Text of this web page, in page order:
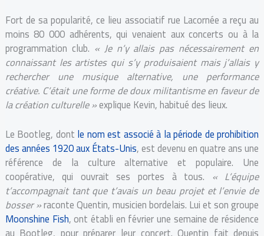
Fort de sa popularité, ce lieu associatif rue Lacornée a reçu au
moins 80 000 adhérents, qui venaient aux concerts ou à la
programmation club. « Je n’y allais pas nécessairement en
connaissant les artistes qui s’y produisaient mais j’allais y
rechercher une musique alternative, une performance
créative. C’était une forme de doux militantisme en faveur de
la création culturelle »explique Kevin, habitué des lieux.
Le Bootleg, dont le nom est associé à la période de prohibition
des années 1920 aux États-Unis, est devenu en quatre ans une
référence de la culture alternative et populaire. Une
coopérative, qui ouvrait ses portes à tous. « L’équipe
t’accompagnait tant que t’avais un beau projet et l’envie de
bosser »raconte Quentin, musicien bordelais. Lui et son groupe
Moonshine Fish, ont établi en février une semaine de résidence